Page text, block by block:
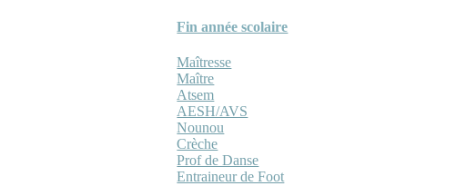
Fin année scolaire
Maîtresse
Maître
Atsem
AESH/AVS
Nounou
Crèche
Prof de Danse
Entraineur de Foot